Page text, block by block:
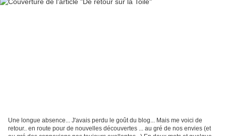
Une longue absence... J'avais perdu le goût du blog... Mais me voici de
retour.. en route pour de nouvelles découvertes ... au gré de nos envies (et